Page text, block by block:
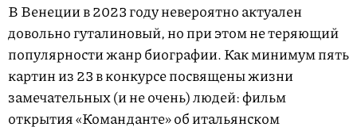
В Венеции в 2023 году невероятно актуален
довольно гуталиновый, но при этом не теряющий
популярности жанр биографии. Как минимум пять
картин из 23 в конкурсе посвящены жизни
замечательных (и не очень) людей: фильм
открытия «Команданте» об итальянском